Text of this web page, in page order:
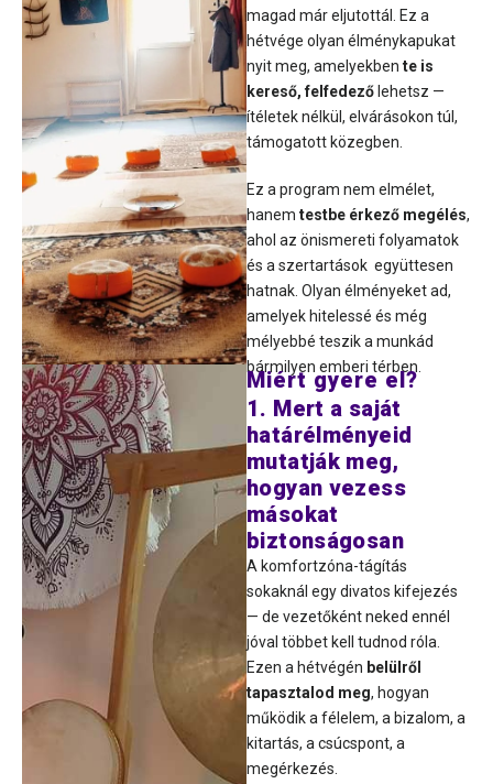
magad már eljutottál. Ez a
hétvége olyan élménykapukat
nyit meg, amelyekben te is
kereső, felfedező lehetsz —
ítéletek nélkül, elvárásokon túl,
támogatott közegben.
Ez a program nem elmélet,
hanem testbe érkező megélés,
ahol az önismereti folyamatok
és a szertartások együttesen
hatnak. Olyan élményeket ad,
amelyek hitelessé és még
mélyebbé teszik a munkád
bármilyen emberi térben.
Miért gyereel?
1. Mert a saját
határélményeid
mutatják meg,
hogyan vezess
másokat
biztonságosan
A komfortzóna-tágítás
sokaknál egy divatos kifejezés
— de vezetőként neked ennél
jóval többet kell tudnod róla.
Ezen a hétvégén belülről
tapasztalod meg, hogyan
működik a félelem, a bizalom, a
kitartás, a csúcspont, a
megérkezés.